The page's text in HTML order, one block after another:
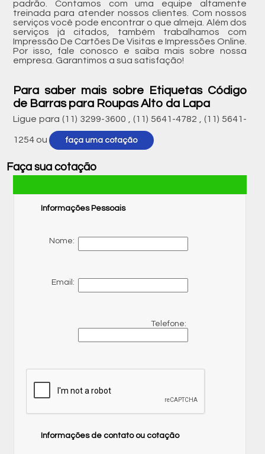
padrão. Contamos com uma equipe altamente
treinada para atender nossos clientes. Com nossos
serviços você pode encontrar o que almeja. Além dos
serviços já citados, também trabalhamos com
Impressão De Cartões De Visitas e Impressões Online.
Por isso, fale conosco e saiba mais sobre nossa
empresa. Garantimos a sua satisfação!
Para saber mais sobre Etiquetas Código
de Barras para Roupas Alto da Lapa
Ligue para (11) 3299-3600 ,(11) 5641-4782 ,(11) 5641-
1254 ou faça uma cotação
Faça sua cotação
Informações Pessoais
Nome:
Email:
Telefone:
Informações de contato ou cotação